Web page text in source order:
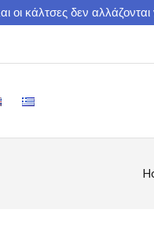
οι κάλτσες δεν